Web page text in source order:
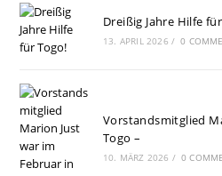
Dreißig Jahre Hilfe
13. APRIL 2026 / 0
Vorstandsmitglied
Togo –
10. MÄRZ 2026 / 0